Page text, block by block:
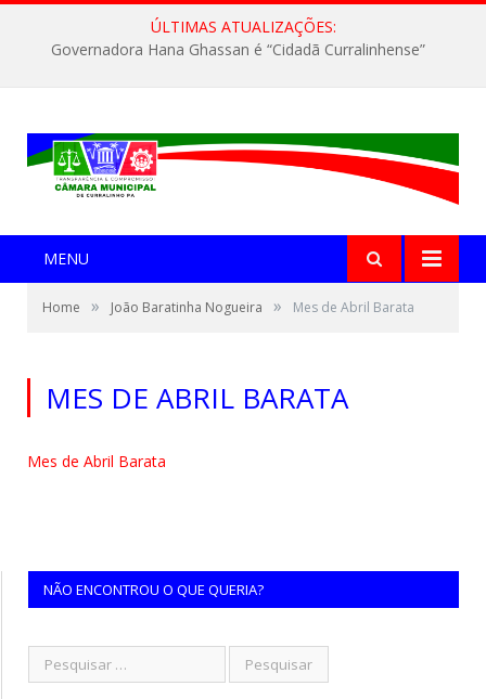
ÚLTIMAS ATUALIZAÇÕES:
Governadora Hana Ghassan é “Cidadã Curralinhense”
MENU
Home » João Baratinha Nogueira » Mes de Abril Barata
MES DE ABRIL BARATA
Mes de Abril Barata
NÃO ENCONTROU O QUE QUERIA?